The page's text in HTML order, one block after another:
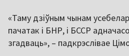
«Таму дзіўным чынам
пачатак і БНР, і БССР
згадваць», – падкрэслівае